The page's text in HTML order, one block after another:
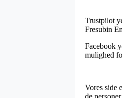
Trustpilot
Fresubin
Facebook
mulighed
Vores side
de